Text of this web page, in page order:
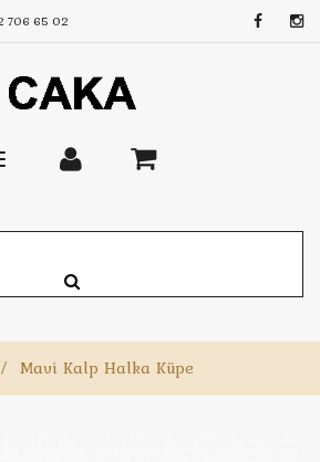
706 65 02
/ Mavi Kalp Halka Küpe